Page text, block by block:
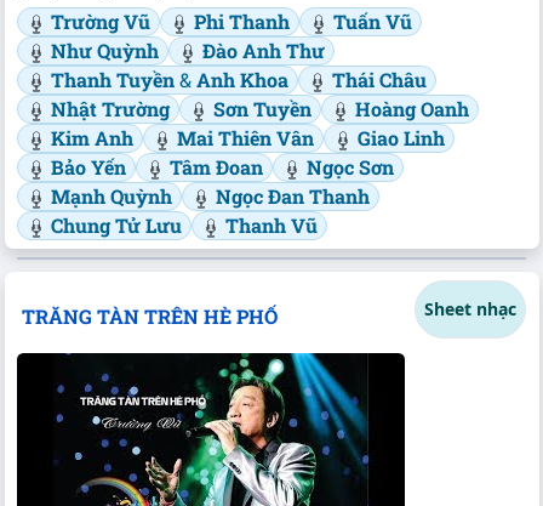
Trường Vũ Phi Thanh
Tuấn Vũ
Như Quỳnh
Đào Anh Thư
Thanh Tuyền&Anh Khoa
Thái Châu
Nhật Trường
Sơn Tuyền
Hoàng Oanh
Kim Anh
Mai Thiên Vân
Giao Linh
Bảo Yến
Tâm Đoan
Ngọc Sơn
Mạnh Quỳnh
Ngọc Đan Thanh
Chung Tử Lưu
Thanh Vũ
TRĂNG TÀN TRÊN HÈ PHỐ Sheet nhạc